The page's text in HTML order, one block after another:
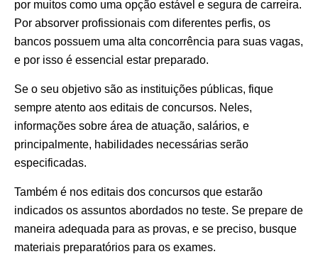
por muitos como uma opção estável e segura de carreira.
Por absorver profissionais com diferentes perfis, os
bancos possuem uma alta concorrência para suas vagas,
e por isso é essencial estar preparado.
Se o seu objetivo são as instituições públicas, fique
sempre atento aos editais de concursos. Neles,
informações sobre área de atuação, salários, e
principalmente, habilidades necessárias serão
especificadas.
Também é nos editais dos concursos que estarão
indicados os assuntos abordados no teste. Se prepare de
maneira adequada para as provas, e se preciso, busque
materiais preparatórios para os exames.